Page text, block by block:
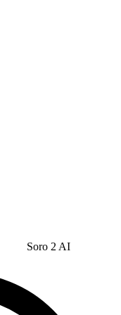
Soro 2 AI